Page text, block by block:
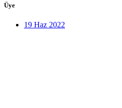
Üye
19 Haz 2022